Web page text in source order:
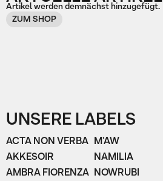
Artikel werden demnächst hinzugefügt.
ZUM SHOP
UNSERE LABELS
ACTA NON VERBA
AKKESOIR
AMBRA FIORENZA
M'AW
NAMILIA
NOWRUBI